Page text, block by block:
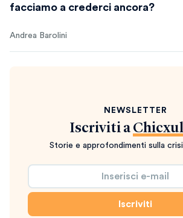
facciamo a crederci ancora?
Andrea Barolini
NEWSLETTER
Iscriviti a
Storie e approfondimenti sulla